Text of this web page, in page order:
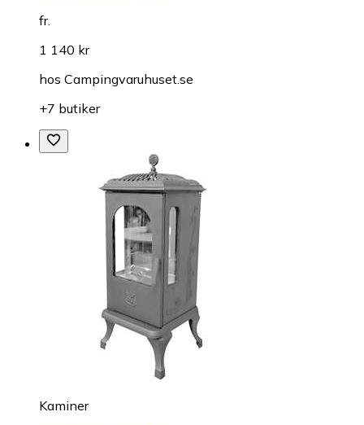
fr.
1 140 kr
hos Campingvaruhuset.se
+7 butiker
Kaminer